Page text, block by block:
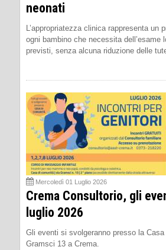
neonati
L’appropriatezza clinica rappresenta un
ogni bambino che necessita dell’esame
previsti, senza alcuna riduzione delle
Mercoledì 01 Luglio 2026
Crema Consultorio, gli
luglio 2026
Gli eventi si svolgeranno presso la
Gramsci 13 a Crema.